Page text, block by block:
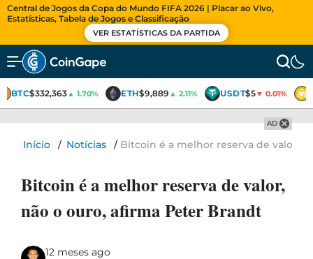
Central de Jogos da Copa do Mundo FIFA 2026 | Placar ao Vivo,
Estatísticas, Tabela de Jogos e Classificação
VER ESTATÍSTICAS DA PARTIDA
BTC$332,363▲ 1.70% ETH$9,889▲ 2.11% USDT$5▼ 0.01%
AD
Início / Notícias / Bitcoin é a melhor reserva de valor,
Bitcoin é a melhor reserva de valor,
não o ouro, afirma Peter Brandt
12 meses ago